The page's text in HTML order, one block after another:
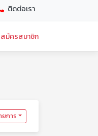
ติดต่อเรา
สมัครสมาชิก
ยการ